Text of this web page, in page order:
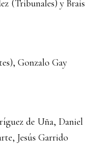
(Tribunales) y Brais
Gonzalo Gay
de Uña, Daniel
Jesús Garrido